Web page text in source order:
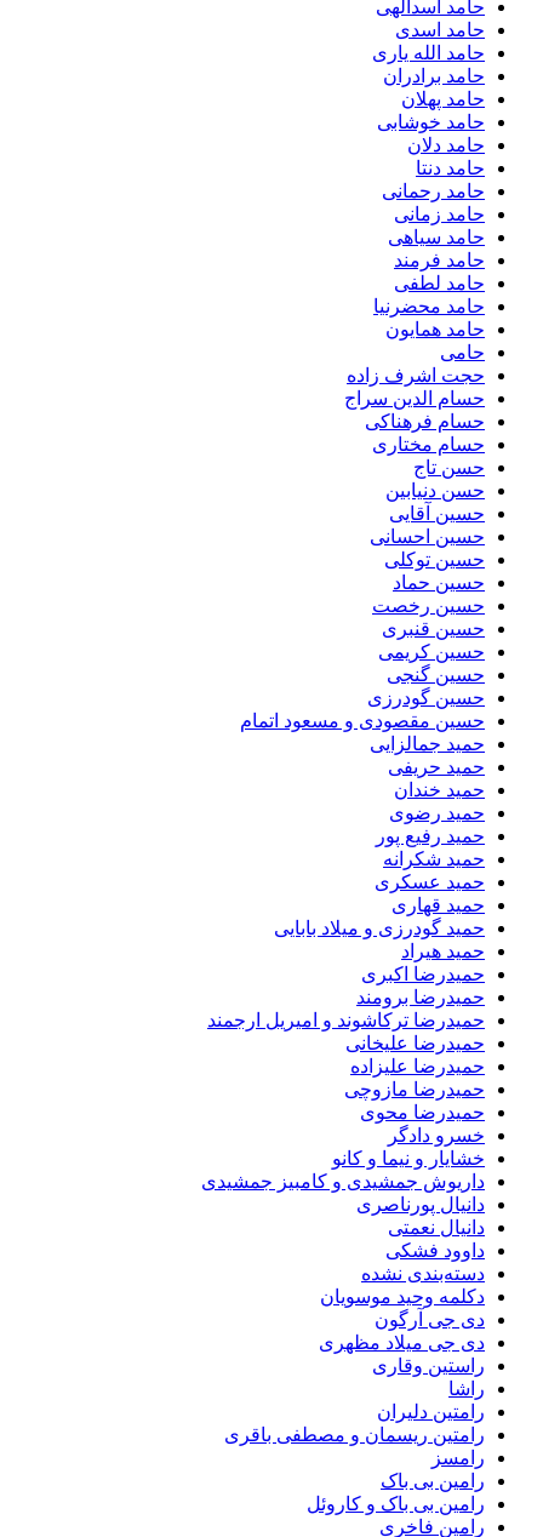
حامد اسدالهی
حامد اسدی
حامد الله یاری
حامد برادران
حامد پهلان
حامد خوشابی
حامد دلان
حامد دنتا
حامد رحمانی
حامد زمانی
حامد سیاهی
حامد فرمند
حامد لطفی
حامد محضرنیا
حامد همایون
حامی
حجت اشرف زاده
حسام الدین سراج
حسام فرهناکی
حسام مختاری
حسن تاج
حسن دنیابین
حسین آقایی
حسین احسانی
حسین توکلی
حسین حماد
حسین رخصت
حسین قنبری
حسین کریمی
حسین گنجی
حسین گودرزی
حسین مقصودی و مسعود اتمام
حمید جمالزایی
حمید حریفی
حمید خندان
حمید رضوی
حمید رفیع پور
حمید شکرانه
حمید عسکری
حمید قهاری
حمید گودرزی و میلاد بابایی
حمید هیراد
حمیدرضا اکبری
حمیدرضا برومند
حمیدرضا ترکاشوند و امیریل ارجمند
حمیدرضا علیخانی
حمیدرضا علیزاده
حمیدرضا مازوچی
حمیدرضا محوی
خسرو دادگر
خشایار و نیما و کانو
داریوش جمشیدی و کامبیز جمشیدی
دانیال پورناصری
دانیال نعمتی
داوود فشکی
دسته‌بندی نشده
دکلمه وحید موسویان
دی جی آرگون
دی جی میلاد مظهری
راستین وقاری
راشا
رامتین دلیران
رامتین ریسمان و مصطفی باقری
رامسز
رامین بی باک
رامین بی باک و کاروئل
رامین فاخری